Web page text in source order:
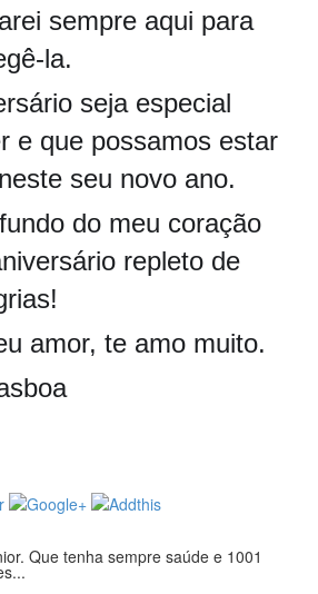
sempre aqui para
la.
seja especial
e que possamos estar
seu novo ano.
do meu coração
repleto de
amor, te amo muito.